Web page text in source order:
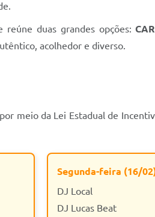
reúne duas grandes opções:
acolhedor e diverso.
meio da Lei Estadual de
Segunda-feira (16/
DJ Local
DJ Lucas Beat